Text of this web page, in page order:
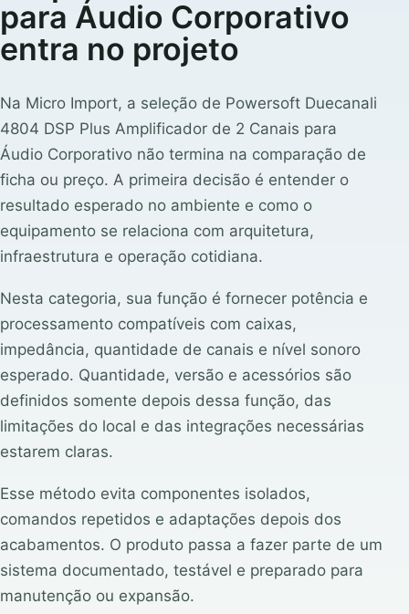
para Áudio Corporativo
entra no projeto
Na Micro Import, a seleção de Powersoft Duecanali
4804 DSP Plus Amplificador de 2 Canais para
Áudio Corporativo não termina na comparação de
ficha ou preço. A primeira decisão é entender o
resultado esperado no ambiente e como o
equipamento se relaciona com arquitetura,
infraestrutura e operação cotidiana.
Nesta categoria, sua função é fornecer potência e
processamento compatíveis com caixas,
impedância, quantidade de canais e nível sonoro
esperado. Quantidade, versão e acessórios são
definidos somente depois dessa função, das
limitações do local e das integrações necessárias
estarem claras.
Esse método evita componentes isolados,
comandos repetidos e adaptações depois dos
acabamentos. O produto passa a fazer parte de um
sistema documentado, testável e preparado para
manutenção ou expansão.